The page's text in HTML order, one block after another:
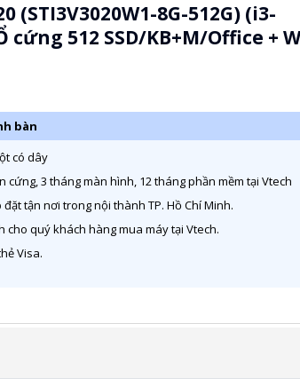
(STI3V3020W1-8G-512G) (i3-
cứng 512 SSD/KB+M/Office +
bàn
có dây
cứng, 3 tháng màn hình, 12 tháng phần mềm tại Vtech
tận nơi trong nội thành TP. Hồ Chí Minh.
cho quý khách hàng mua máy tại Vtech.
Visa.